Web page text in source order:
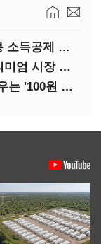
KTX 출퇴근족 혜택 축소…대중교통 소득공제 개편
조용히 오르는 연회비…카드사 프리미엄 시장 정조준
40도 넘나드는 폭염…실손 빈틈 메우는 '100원 미니보험'